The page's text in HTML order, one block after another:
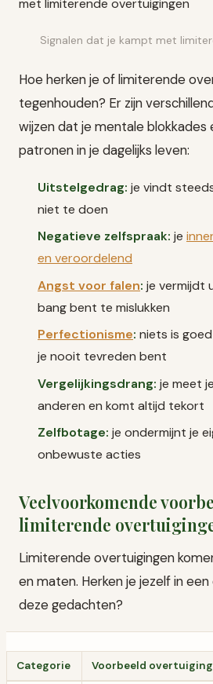
Signalen dat je kampt met
Hoe herken je of limiterende
tegenhouden? Er zijn
wijzen dat je mentale
patronen in je dagelijks leven:
Uitstelgedrag: je vindt
niet te doen
Negatieve zelfspraak: je
en veroordelend
Angst voor falen: je vermijdt
bang bent te mislukken
Perfectionisme: niets is
je nooit tevreden bent
Vergelijkingsdrang: je meet
anderen en komt altijd tekort
Zelfbotage: je ondermijnt je
onbewuste acties
Veelvoorkomende
limiterende
Limiterende overtuigingen
en maten. Herken je jezelf in
deze gedachten?
Categorie Voorbeeld